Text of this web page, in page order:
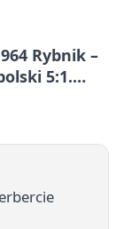
Rybnik –
5:1.